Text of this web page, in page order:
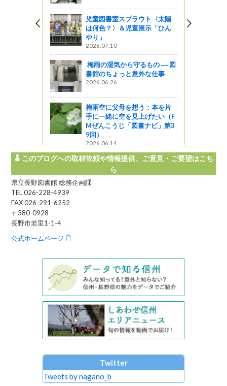
児童図書室スプラウト〈太陽
は何色？〉＆児童展示「ひん
やり」
2026.07.10
梅雨の湿気から守るもの ― 図
書館のちょっと意外な仕事
2026.06.26
梅雨空に父母を想う：本を片
手に一緒に空を見上げたい（F
Mぜんこうじ「図書ナビ」第3
9回）
2026.06.14
このブログへの取材依頼や情報提供、ご意見・ご要望はこち
ら
県立長野図書館 総務企画課
TEL 026-228-4939
FAX 026-291-6252
〒380-0928
長野市若里1-1-4
公式ホームページ
Twitter
Tweets by nagano_b